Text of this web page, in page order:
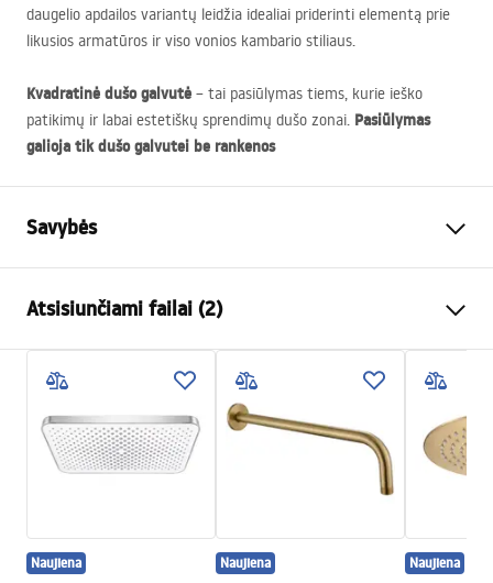
daugelio apdailos variantų leidžia idealiai priderinti elementą prie
likusios armatūros ir viso vonios kambario stiliaus.
Kvadratinė dušo galvutė – tai pasiūlymas tiems, kurie ieško
patikimų ir labai estetiškų sprendimų dušo zonai. Pasiūlymas
galioja tik dušo galvutei be rankenos
Savybės
Medžiaga
Montavimo būdas
Prisukamas
Plotis
300
Aukštis
2mm
Gylis
Atsisiunčiami failai (2)
Garantijos sąlygos
Naujiena Naujiena Naujiena